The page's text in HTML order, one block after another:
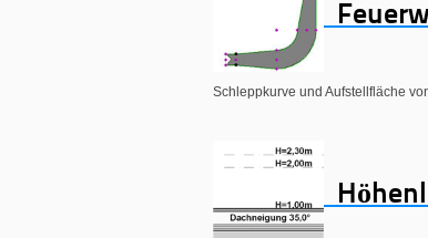
Schleppkurve und Aufstellfläche